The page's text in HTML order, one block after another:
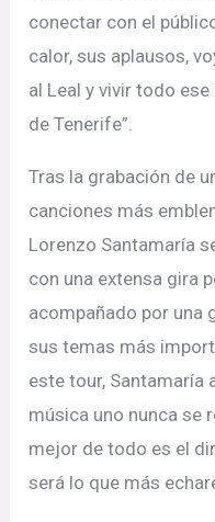
conectar con el
calor, sus aplausos,
al Leal y vivir todo
de Tenerife”.
Tras la grabación de
canciones más
Lorenzo Santamaría
con una extensa gira
acompañado por una
sus temas más
este tour, Santamaría
música uno nunca se
mejor de todo es el
será lo que más